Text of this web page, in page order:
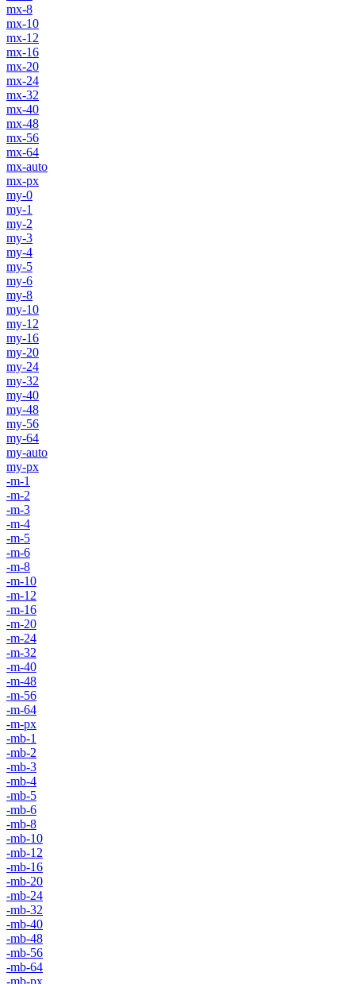
mx-8
mx-10
mx-12
mx-16
mx-20
mx-24
mx-32
mx-40
mx-48
mx-56
mx-64
mx-auto
mx-px
my-0
my-1
my-2
my-3
my-4
my-5
my-6
my-8
my-10
my-12
my-16
my-20
my-24
my-32
my-40
my-48
my-56
my-64
my-auto
my-px
-m-1
-m-2
-m-3
-m-4
-m-5
-m-6
-m-8
-m-10
-m-12
-m-16
-m-20
-m-24
-m-32
-m-40
-m-48
-m-56
-m-64
-m-px
-mb-1
-mb-2
-mb-3
-mb-4
-mb-5
-mb-6
-mb-8
-mb-10
-mb-12
-mb-16
-mb-20
-mb-24
-mb-32
-mb-40
-mb-48
-mb-56
-mb-64
-mb-px